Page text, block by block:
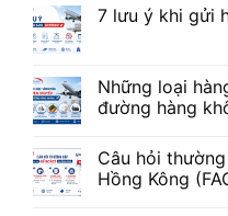
7 lưu ý khi gửi
Những loại
đường hàng
Câu hỏi
Hồng Kông